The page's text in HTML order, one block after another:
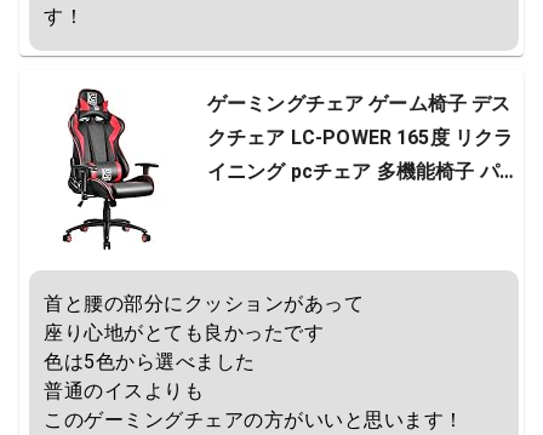
す！
ゲーミングチェア ゲーム椅子 デス
クチェア LC-POWER 165度 リクラ
イニング pcチェア 多機能椅子 パソ
調整 PUレザー
首と腰の部分にクッションがあって
座り心地がとても良かったです
色は5色から選べました
普通のイスよりも
このゲーミングチェアの方がいいと思います！